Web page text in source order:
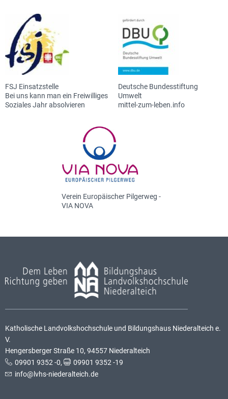
FSJ Einsatzstelle
Bei uns kann man ein Freiwilliges
Soziales Jahr absolvieren
Deutsche Bundesstiftung
Umwelt
mittel-zum-leben.info
Verein Europäischer Pilgerweg -
VIA NOVA
Katholische Landvolkshochschule und Bildungshaus Niederalteich e.
V.
Hengersberger Straße 10, 94557 Niederalteich
09901 9352 -0,
09901 9352 -19
info@lvhs-niederalteich.de